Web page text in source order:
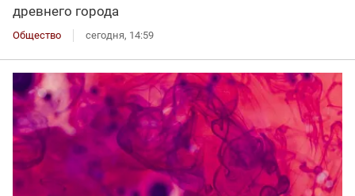
древнего города
Общество сегодня, 14:59